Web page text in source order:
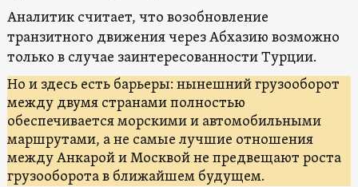
Аналитик считает, что возобновление
транзитного движения через Абхазию возможно
только в случае заинтересованности Турции.
Но и здесь есть барьеры: нынешний грузооборот
между двумя странами полностью
обеспечивается морскими и автомобильными
маршрутами, а не самые лучшие отношения
между Анкарой и Москвой не предвещают роста
грузооборота в ближайшем будущем.